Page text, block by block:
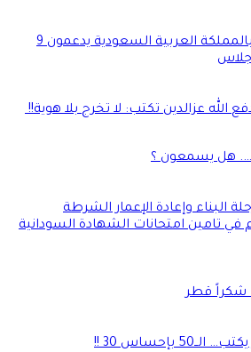
ابناء الحصاحيصا بالمملكة العربية السعودية يدعمون 9
الله عزالدين تكتب: لا تخرج بلا هوية!!
هل يسمعون ؟
البناء وإعادة الإعمار الشرطة
تامين امتحانات الشهادة السودانية
شكراً قطر
بإحساس 30 !!